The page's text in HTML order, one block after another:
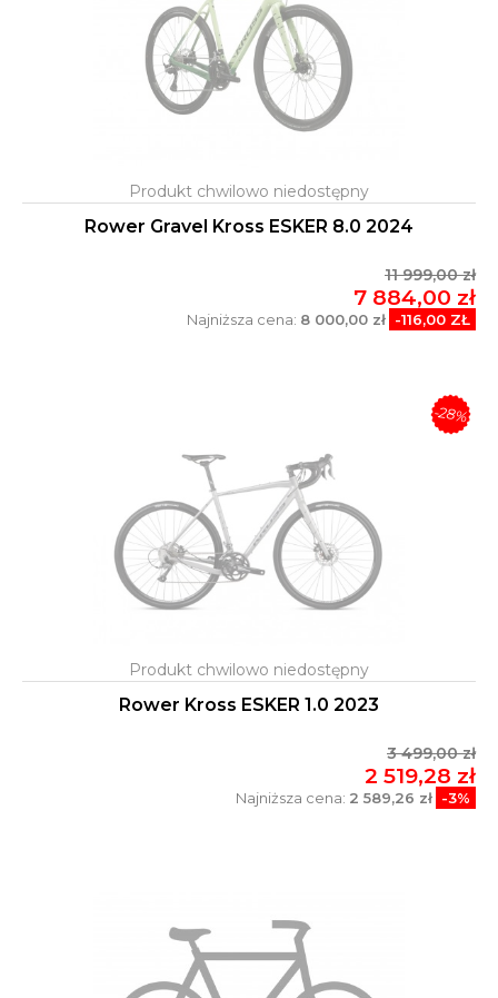
Rower Gravel Kross ESKER 8.0 2024
11 999,00 zł
7 884,00 zł
Najniższa cena: 8 000,00 zł -116,00 ZŁ
Rower Kross ESKER 1.0 2023
3 499,00 zł
2 519,28 zł
Najniższa cena: 2 589,26 zł -3%
-28%